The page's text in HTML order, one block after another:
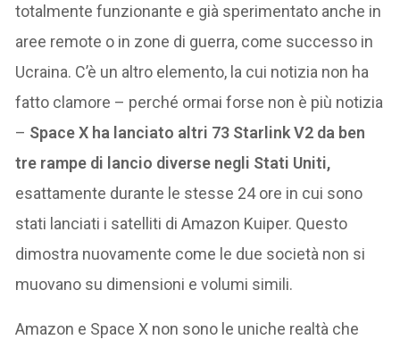
totalmente funzionante e già sperimentato anche in
aree remote o in zone di guerra, come successo in
Ucraina. C’è un altro elemento, la cui notizia non ha
fatto clamore – perché ormai forse non è più notizia
– Space X ha lanciato altri 73 Starlink V2 da ben
tre rampe di lancio diverse negli Stati Uniti,
esattamente durante le stesse 24 ore in cui sono
stati lanciati i satelliti di Amazon Kuiper. Questo
dimostra nuovamente come le due società non si
muovano su dimensioni e volumi simili.
Amazon e Space X non sono le uniche realtà che